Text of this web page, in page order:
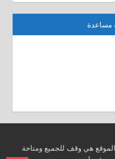
مساعدة
هي وقف للجميع ومتاحة